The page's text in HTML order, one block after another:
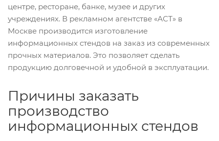
центре, ресторане, банке, музее и других
учреждениях. В рекламном агентстве «АСТ» в
Москве производится изготовление
информационных стендов на заказ из современных
прочных материалов. Это позволяет сделать
продукцию долговечной и удобной в эксплуатации.
Причины заказать
производство
информационных стендов